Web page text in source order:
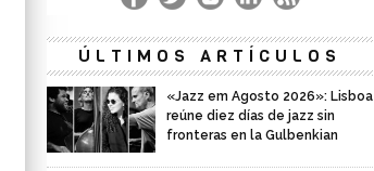
ÚLTIMOS ARTÍCULOS
«Jazz em Agosto 2026»: Lisboa
reúne diez días de jazz sin
fronteras en la Gulbenkian